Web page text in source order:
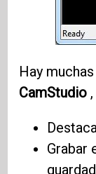
Hay
CamStudio
Grabar